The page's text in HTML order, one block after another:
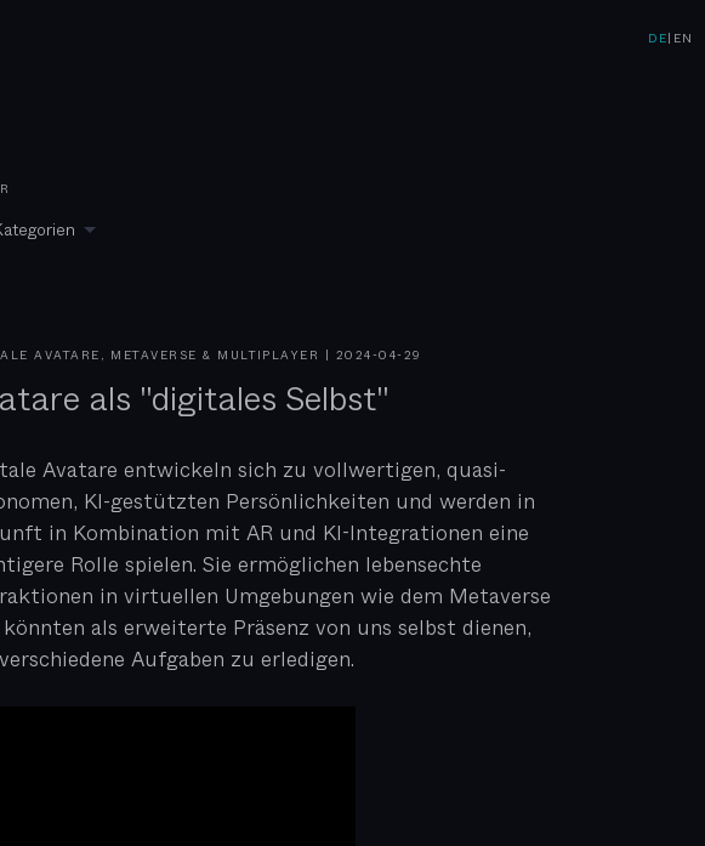
DE EN
AVATARE, METAVERSE & MULTIPLAYER
2024-04-29
als "digitales Selbst"
Avatare entwickeln sich zu vollwertigen, quasi-
KI-gestützten Persönlichkeiten und werden in
in Kombination mit AR und KI-Integrationen eine
Rolle spielen. Sie ermöglichen lebensechte
in virtuellen Umgebungen wie dem Metaverse
als erweiterte Präsenz von uns selbst dienen,
Aufgaben zu erledigen.